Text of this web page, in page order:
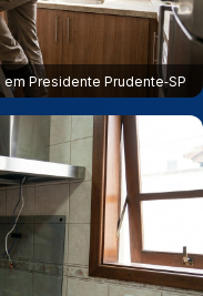
Presidente Prudente‑SP